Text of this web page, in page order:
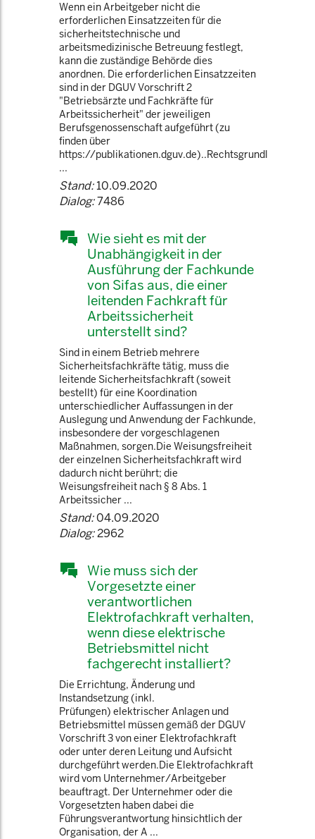
Wenn ein Arbeitgeber nicht die
erforderlichen Einsatzzeiten für die
sicherheitstechnische und
arbeitsmedizinische Betreuung festlegt,
kann die zuständige Behörde dies
anordnen. Die erforderlichen Einsatzzeiten
sind in der DGUV Vorschrift 2
"Betriebsärzte und Fachkräfte für
Arbeitssicherheit" der jeweiligen
Berufsgenossenschaft aufgeführt (zu
finden über
https://publikationen.dguv.de)..Rechtsgrundl
...
Stand:10.09.2020
Dialog:7486
Wie sieht es mit der
Unabhängigkeit in der
Ausführung der Fachkunde
von Sifas aus, die einer
leitenden Fachkraft für
Arbeitssicherheit
unterstellt sind?
Sind in einem Betrieb mehrere
Sicherheitsfachkräfte tätig, muss die
leitende Sicherheitsfachkraft (soweit
bestellt) für eine Koordination
unterschiedlicher Auffassungen in der
Auslegung und Anwendung der Fachkunde,
insbesondere der vorgeschlagenen
Maßnahmen, sorgen.Die Weisungsfreiheit
der einzelnen Sicherheitsfachkraft wird
dadurch nicht berührt; die
Weisungsfreiheit nach § 8 Abs. 1
Arbeitssicher ...
Stand:04.09.2020
Dialog:2962
Wie muss sich der
Vorgesetzte einer
verantwortlichen
Elektrofachkraft verhalten,
wenn diese elektrische
Betriebsmittel nicht
fachgerecht installiert?
Die Errichtung, Änderung und
Instandsetzung (inkl.
Prüfungen) elektrischer Anlagen und
Betriebsmittel müssen gemäß der DGUV
Vorschrift 3 von einer Elektrofachkraft
oder unter deren Leitung und Aufsicht
durchgeführt werden.Die Elektrofachkraft
wird vom Unternehmer/Arbeitgeber
beauftragt. Der Unternehmer oder die
Vorgesetzten haben dabei die
Führungsverantwortung hinsichtlich der
Organisation, der A ...